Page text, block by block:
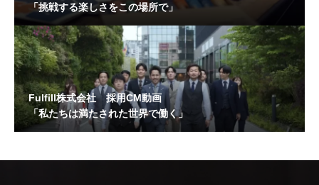
「挑戦する楽しさをこの場所で」
Fulfill株式会社 採用CM動画
「私たちは満たされた世界で働く」